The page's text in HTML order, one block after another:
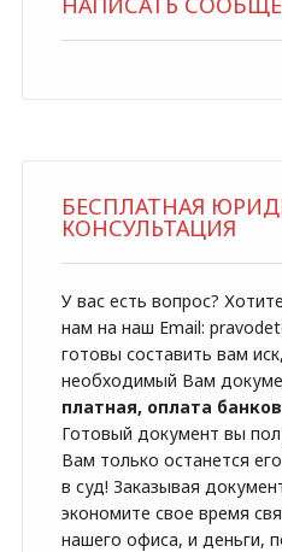
БЕСПЛАТНАЯ
КОНСУЛЬТАЦИЯ
У вас есть вопрос?
нам на наш Email:
готовы составить вам
необходимый Вам
платная, оплата
Готовый документ вы
Вам только останется
в суд! Заказывая
экономите свое время
нашего офиса, и деньги,